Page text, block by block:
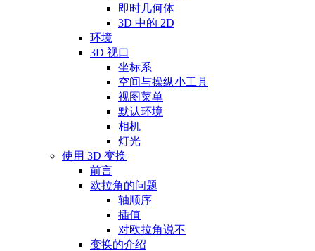
即时几何体
3D 中的 2D
环境
3D 视口
坐标系
空间与操纵小工具
视图菜单
默认环境
相机
灯光
使用 3D 变换
前言
欧拉角的问题
轴顺序
插值
对欧拉角说不
变换的介绍